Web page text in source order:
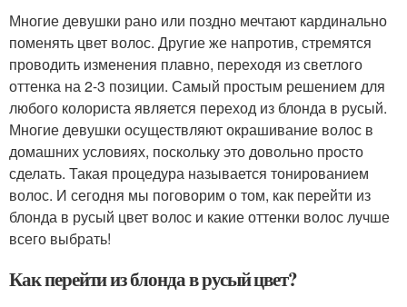
Многие девушки рано или поздно мечтают кардинально
поменять цвет волос. Другие же напротив, стремятся
проводить изменения плавно, переходя из светлого
оттенка на 2-3 позиции. Самый простым решением для
любого колориста является переход из блонда в русый.
Многие девушки осуществляют окрашивание волос в
домашних условиях, поскольку это довольно просто
сделать. Такая процедура называется тонированием
волос. И сегодня мы поговорим о том, как перейти из
блонда в русый цвет волос и какие оттенки волос лучше
всего выбрать!
Как перейти из блонда в русый цвет?